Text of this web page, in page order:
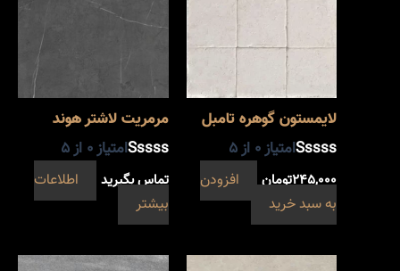
لایمستون گوهره تامبل
امتیاز0 از 5
۲۴۵,۰۰۰تومان
افزودن
به سبد خرید
مرمریت لاشتر هوند
امتیاز0 از 5
تماس بگیرید
اطلاعات
بیشتر